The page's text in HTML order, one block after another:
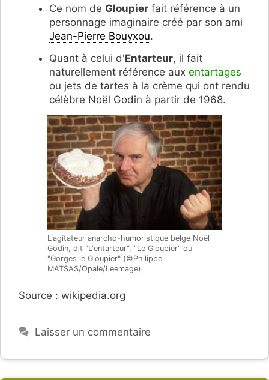
Ce nom de Gloupier fait référence à un
personnage imaginaire créé par son ami
Jean-Pierre Bouyxou.
Quant à celui d'Entarteur, il fait
naturellement référence aux entartages
ou jets de tartes à la crème qui ont rendu
célèbre Noël Godin à partir de 1968.
L'agitateur anarcho-humoristique belge Noël
Godin, dit "L'entarteur", "Le Gloupier" ou
"Gorges le Gloupier" (©Philippe
MATSAS/Opale/Leemage)
Source : wikipedia.org
Laisser un commentaire